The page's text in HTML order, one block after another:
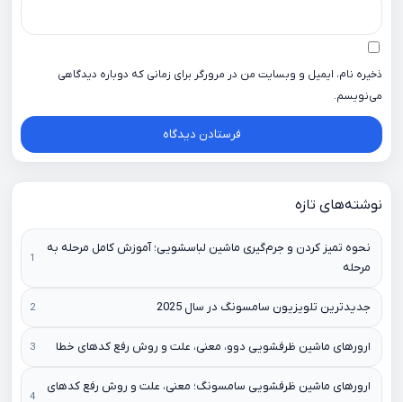
ذخیره نام، ایمیل و وبسایت من در مرورگر برای زمانی که دوباره دیدگاهی
می‌نویسم.
نوشته‌های تازه
نحوه تمیز کردن و جرم‌گیری ماشین لباسشویی؛ آموزش کامل مرحله به
مرحله
جدیدترین تلویزیون سامسونگ در سال 2025
ارورهای ماشین ظرفشویی دوو، معنی، علت و روش رفع کدهای خطا
ارورهای ماشین ظرفشویی سامسونگ؛ معنی، علت و روش رفع کدهای